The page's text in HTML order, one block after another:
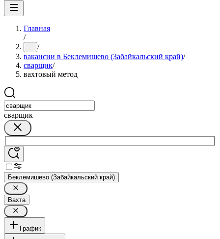
Главная
/
... /
вакансии в Беклемишево (Забайкальский край)/
сварщик/
вахтовый метод
сварщик
Беклемишево (Забайкальский край)
Вахта
График